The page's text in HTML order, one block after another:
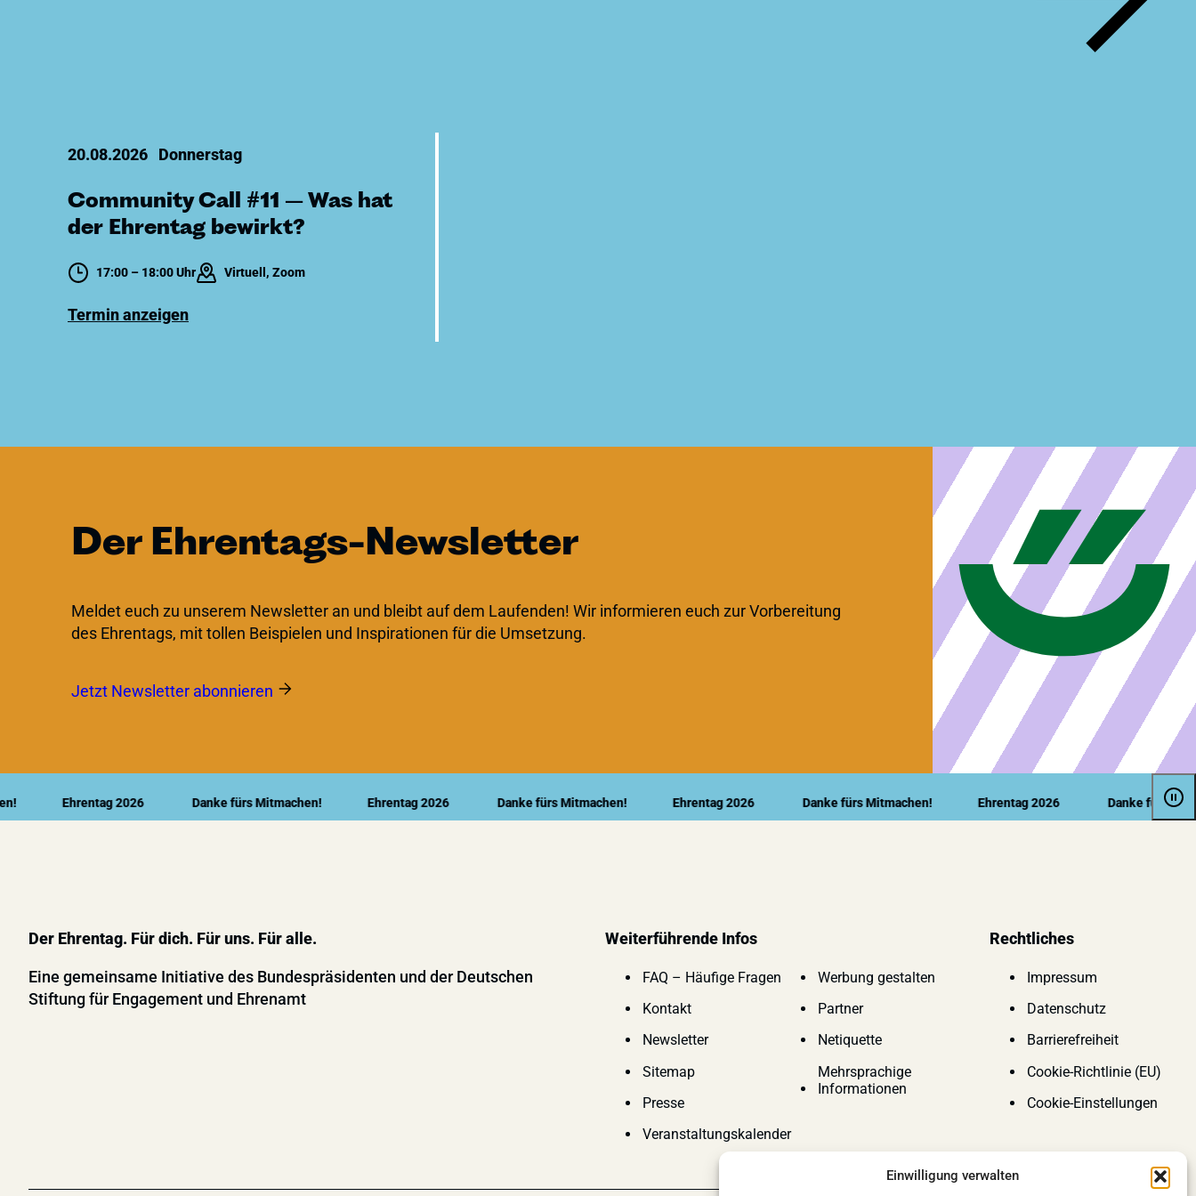
Einwilligung verwalten
20.08.2026 Donnerstag
Community Call #11 – Was hat
der Ehrentag bewirkt?
17:00 – 18:00 Uhr Virtuell, Zoom
Termin anzeigen
Der Ehrentags-Newsletter
Meldet euch zu unserem Newsletter an und bleibt auf dem Laufenden! Wir informieren euch zur Vorbereitung
des Ehrentags, mit tollen Beispielen und Inspirationen für die Umsetzung.
Jetzt Newsletter abonnieren
Ehrentag 2026 Danke fürs Mitmachen! Ehrentag 2026 Danke fürs Mitmachen! Ehrentag 2026 Danke fürs Mitmachen! Ehrentag 2026 Danke fürs
Der Ehrentag. Für dich. Für uns. Für alle.
Eine gemeinsame Initiative des Bundespräsidenten und der Deutschen
Stiftung für Engagement und Ehrenamt
Weiterführende Infos
FAQ – Häufige Fragen
Kontakt
Newsletter
Sitemap
Presse
Veranstaltungskalender
Werbung gestalten
Partner
Netiquette
Mehrsprachige
Informationen
Rechtliches
Impressum
Datenschutz
Barrierefreiheit
Cookie-Richtlinie (EU)
Cookie-Einstellungen